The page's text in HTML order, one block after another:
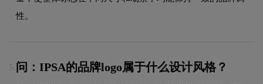
性。
5. 问：IPSA的品牌logo属于什么设计风格？